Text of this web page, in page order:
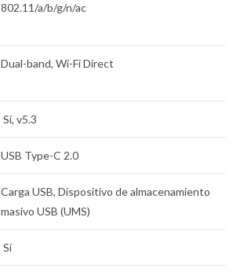
802.11/a/b/g/n/ac
Dual-band, Wi-Fi Direct
Sí, v5.3
USB Type-C 2.0
Carga USB, Dispositivo de almacenamiento
masivo USB (UMS)
Sí